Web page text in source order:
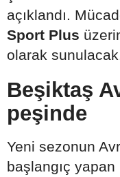
açıklandı.
Sport Plus
olarak sunulacak.
Beşiktaş
peşinde
Yeni sezonun
başlangıç